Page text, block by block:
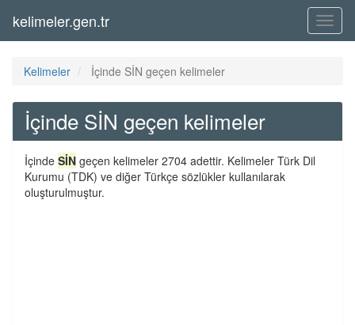
Menü
kelimeler.gen.tr
Kelimeler İçinde SİN geçen kelimeler
İçinde SİN geçen kelimeler
İçinde SİN geçen kelimeler 2704 adettir. Kelimeler Türk Dil
Kurumu (TDK) ve diğer Türkçe sözlükler kullanılarak
oluşturulmuştur.